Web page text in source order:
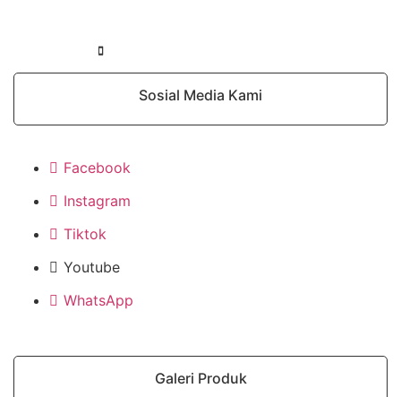
Sosial Media Kami
Facebook
Instagram
Tiktok
Youtube
WhatsApp
Galeri Produk